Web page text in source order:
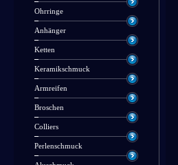
Ohrringe
Anhänger
Ketten
Keramikschmuck
Armreifen
Broschen
Colliers
Perlenschmuck